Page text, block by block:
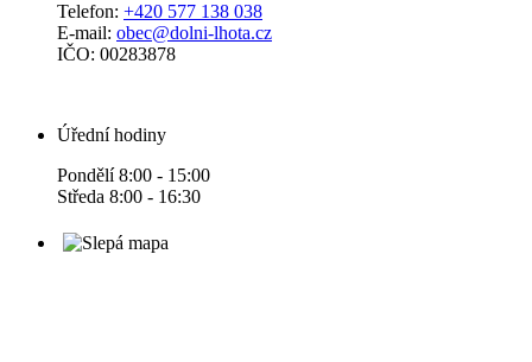
Telefon: +420 577 138 038
E-mail: obec@dolni-lhota.cz
IČO: 00283878
Úřední hodiny
Pondělí 8:00 - 15:00
Středa 8:00 - 16:30